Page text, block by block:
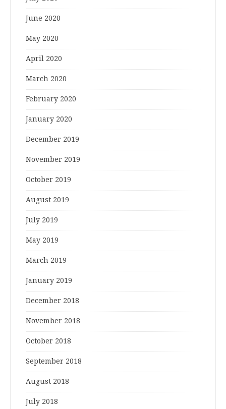
June 2020
May 2020
April 2020
March 2020
February 2020
January 2020
December 2019
November 2019
October 2019
August 2019
July 2019
May 2019
March 2019
January 2019
December 2018
November 2018
October 2018
September 2018
August 2018
July 2018